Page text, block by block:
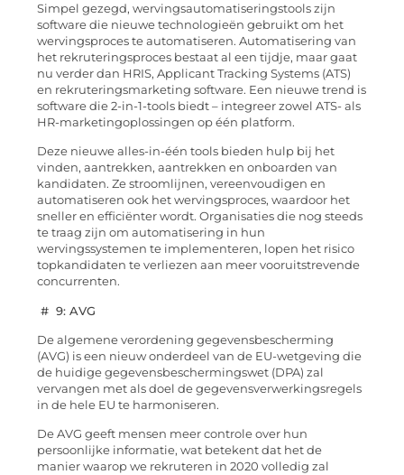
Simpel gezegd, wervingsautomatiseringstools zijn
software die nieuwe technologieën gebruikt om het
wervingsproces te automatiseren. Automatisering van
het rekruteringsproces bestaat al een tijdje, maar gaat
nu verder dan HRIS, Applicant Tracking Systems (ATS)
en rekruteringsmarketing software. Een nieuwe trend is
software die 2-in-1-tools biedt – integreer zowel ATS- als
HR-marketingoplossingen op één platform.
Deze nieuwe alles-in-één tools bieden hulp bij het
vinden, aantrekken, aantrekken en onboarden van
kandidaten. Ze stroomlijnen, vereenvoudigen en
automatiseren ook het wervingsproces, waardoor het
sneller en efficiënter wordt. Organisaties die nog steeds
te traag zijn om automatisering in hun
wervingssystemen te implementeren, lopen het risico
topkandidaten te verliezen aan meer vooruitstrevende
concurrenten.
# 9: AVG
De algemene verordening gegevensbescherming
(AVG) is een nieuw onderdeel van de EU-wetgeving die
de huidige gegevensbeschermingswet (DPA) zal
vervangen met als doel de gegevensverwerkingsregels
in de hele EU te harmoniseren.
De AVG geeft mensen meer controle over hun
persoonlijke informatie, wat betekent dat het de
manier waarop we rekruteren in 2020 volledig zal